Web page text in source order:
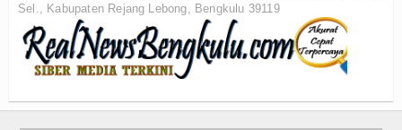
Sel., Kabupaten Rejang Lebong, Bengkulu 39119